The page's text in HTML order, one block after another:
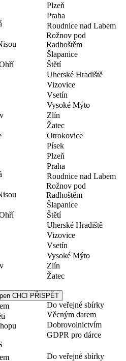
Plzeň
Praha
Roudnice nad Labem
Rožnov pod
Radhoštěm
Šlapanice
Štětí
Uherské Hradiště
Vizovice
Vsetín
Vysoké Mýto
Zlín
Žatec
Otrokovice
Písek
Plzeň
Praha
Roudnice nad Labem
Rožnov pod
Radhoštěm
Šlapanice
Štětí
Uherské Hradiště
Vizovice
Vsetín
Vysoké Mýto
Zlín
Žatec
CHCI PŘISPĚT
Do veřejné sbírky
Věcným darem
Dobrovolnictvím
GDPR pro dárce
Do veřejné sbírky